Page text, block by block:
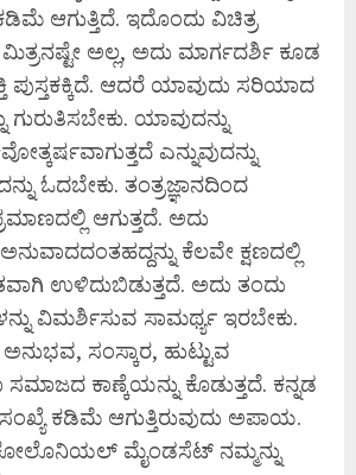
ಆಗುತ್ತಿದೆ. ಇದೊಂದು ವಿಚಿತ್ರ
ಮಿತ್ರನಷ್ಟೇ ಅಲ್ಲ, ಅದು ಮಾರ್ಗದರ್ಶಿ ಕೂಡ
ಪುಸ್ತಕಕ್ಕಿದೆ. ಆದರೆ ಯಾವುದು ಸರಿಯಾದ
ಗುರುತಿಸಬೇಕು. ಯಾವುದನ್ನು
ಎನ್ನುವುದನ್ನು
ಓದಬೇಕು. ತಂತ್ರಜ್ಞಾನದಿಂದ
ಆಗುತ್ತದೆ. ಅದು
ಕೆಲವೇ ಕ್ಷಣದಲ್ಲಿ
ಉಳಿದುಬಿಡುತ್ತದೆ. ಅದು ತಂದು
ವಿಮರ್ಶಿಸುವ ಸಾಮರ್ಥ್ಯ ಇರಬೇಕು.
ಸಂಸ್ಕಾರ, ಹುಟ್ಟುವ
ಕಾಣ್ಕೆಯನ್ನು ಕೊಡುತ್ತದೆ. ಕನ್ನಡ
ಕಡಿಮೆ ಆಗುತ್ತಿರುವುದು ಅಪಾಯ.
ಮೈಂಡಸೆಟ್‌ ನಮ್ಮನ್ನು